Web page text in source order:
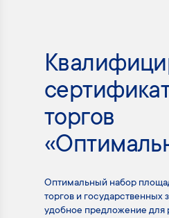
торгов
Оптимальный набор
торгов и государственных
удобное предложение для